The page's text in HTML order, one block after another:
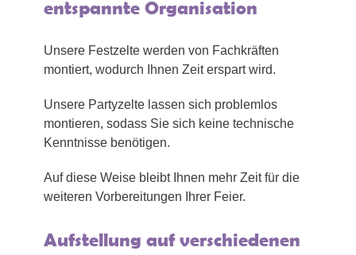
entspannte Organisation
Unsere Festzelte werden von Fachkräften
montiert, wodurch Ihnen Zeit erspart wird.
Unsere Partyzelte lassen sich problemlos
montieren, sodass Sie sich keine technische
Kenntnisse benötigen.
Auf diese Weise bleibt Ihnen mehr Zeit für die
weiteren Vorbereitungen Ihrer Feier.
Aufstellung auf verschiedenen